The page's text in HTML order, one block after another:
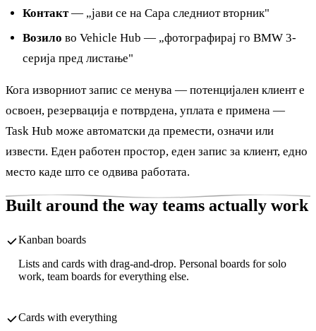
Контакт— „јави се на Сара следниот вторник"
Возило во Vehicle Hub — „фотографирај го BMW 3-
серија пред листање"
Кога изворниот запис се менува — потенцијален клиент е
освоен, резервација е потврдена, уплата е примена —
Task Hub може автоматски да премести, означи или
извести. Еден работен простор, еден запис за клиент, едно
место каде што се одвива работата.
Built around the way teams actually work
Kanban boards
Lists and cards with drag-and-drop. Personal boards for solo
work, team boards for everything else.
Cards with everything